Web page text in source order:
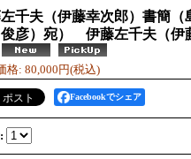
千夫（伊藤幸次郎）書簡（
彦）宛） 伊藤左千夫（伊
格: 80,000円(税込)
Facebookでシェア
: